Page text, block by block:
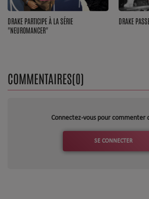
DRAKE PARTICIPE À LA SÉRIE
"NEUROMANCER"
DRAKE
COMMENTAIRES(0)
Connectez-vous pour commenter
SE CONNECTER